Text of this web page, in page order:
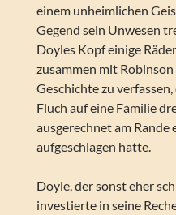
einem unheimlichen
Gegend sein Unwesen
Doyles Kopf einige
zusammen mit
Geschichte zu
Fluch auf eine Familie
ausgerechnet am
aufgeschlagen hatte.
Doyle, der sonst eher
investierte in seine